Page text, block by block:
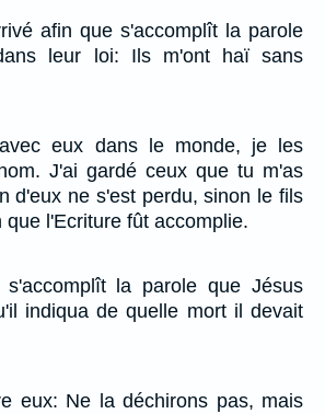
afin que s'accomplît la parole
leur loi: Ils m'ont haï sans
eux dans le monde, je les
J'ai gardé ceux que tu m'as
d'eux ne s'est perdu, sinon le fils
que l'Ecriture fût accomplie.
la parole que Jésus
indiqua de quelle mort il devait
eux: Ne la déchirons pas, mais